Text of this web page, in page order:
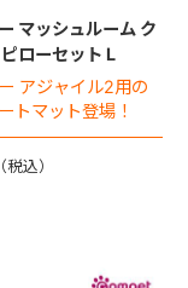
マッシュルーム ク
ローセット L
アジャイル2用の
トマット登場！